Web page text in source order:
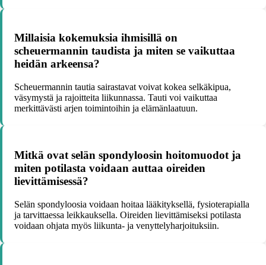
Millaisia kokemuksia ihmisillä on
scheuermannin taudista ja miten se vaikuttaa
heidän arkeensa?
Scheuermannin tautia sairastavat voivat kokea selkäkipua,
väsymystä ja rajoitteita liikunnassa. Tauti voi vaikuttaa
merkittävästi arjen toimintoihin ja elämänlaatuun.
Mitkä ovat selän spondyloosin hoitomuodot ja
miten potilasta voidaan auttaa oireiden
lievittämisessä?
Selän spondyloosia voidaan hoitaa lääkityksellä, fysioterapialla
ja tarvittaessa leikkauksella. Oireiden lievittämiseksi potilasta
voidaan ohjata myös liikunta- ja venyttelyharjoituksiin.